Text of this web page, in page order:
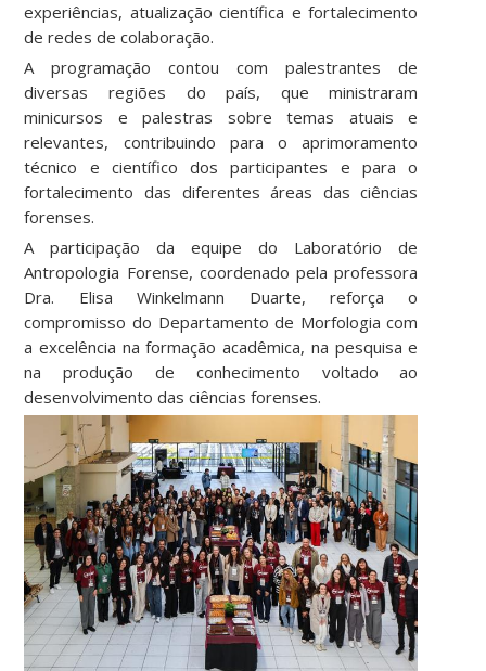
experiências, atualização científica e fortalecimento
de redes de colaboração.
A programação contou com palestrantes de
diversas regiões do país, que ministraram
minicursos e palestras sobre temas atuais e
relevantes, contribuindo para o aprimoramento
técnico e científico dos participantes e para o
fortalecimento das diferentes áreas das ciências
forenses.
A participação da equipe do Laboratório de
Antropologia Forense, coordenado pela professora
Dra. Elisa Winkelmann Duarte, reforça o
compromisso do Departamento de Morfologia com
a excelência na formação acadêmica, na pesquisa e
na produção de conhecimento voltado ao
desenvolvimento das ciências forenses.